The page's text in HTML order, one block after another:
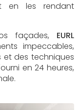
en les rendant
façades, EURL
impeccables,
et des techniques
en 24 heures,